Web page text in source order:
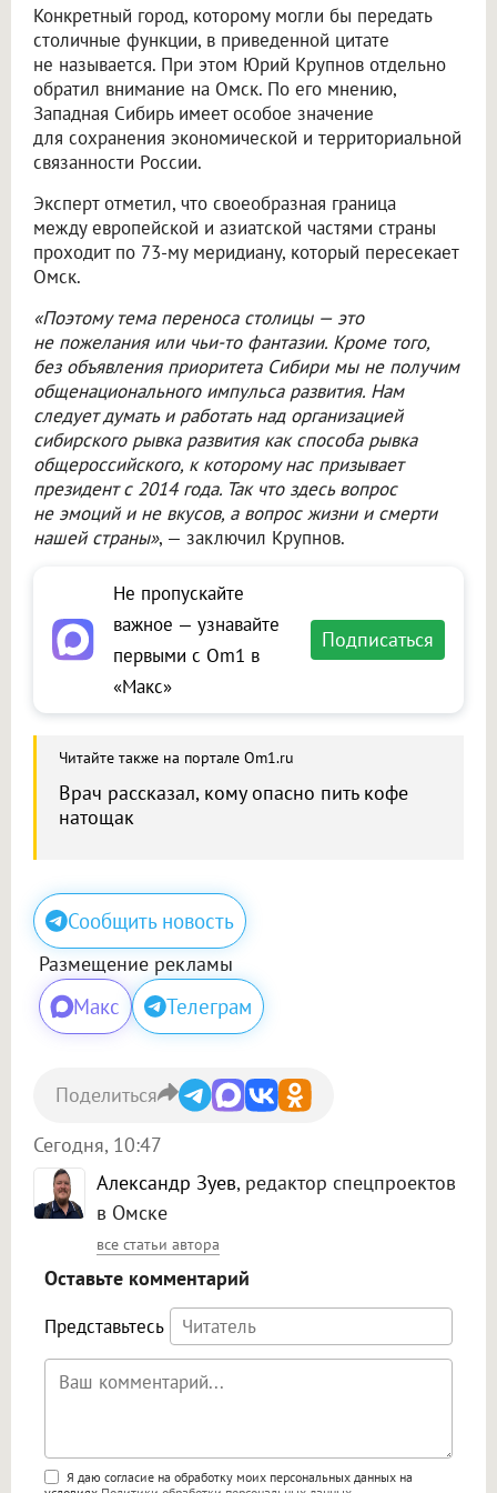
Конкретный город, которому могли бы передать
столичные функции, в приведенной цитате
не называется. При этом Юрий Крупнов отдельно
обратил внимание на Омск. По его мнению,
Западная Сибирь имеет особое значение
для сохранения экономической и территориальной
связанности России.
Эксперт отметил, что своеобразная граница
между европейской и азиатской частями страны
проходит по 73-му меридиану, который пересекает
Омск.
«Поэтому тема переноса столицы — это
не пожелания или чьи-то фантазии. Кроме того,
без объявления приоритета Сибири мы не получим
общенационального импульса развития. Нам
следует думать и работать над организацией
сибирского рывка развития как способа рывка
общероссийского, к которому нас призывает
президент с 2014 года. Так что здесь вопрос
не эмоций и не вкусов, а вопрос жизни и смерти
нашей страны», — заключил Крупнов.
Не пропускайте
важное — узнавайте
первыми с Om1 в
«Макс»
Подписаться
Читайте также на портале Om1.ru
Врач рассказал, кому опасно пить кофе
натощак
Сообщить новость
Размещение рекламы
Макс Телеграм
Александр Зуев, редактор спецпроектов
в Омске
все статьи автора
Сегодня, 10:47
Поделиться
Оставьте комментарий
Представьтесь
Поддержка HTML
Я даю согласие на обработку моих персональных данных на